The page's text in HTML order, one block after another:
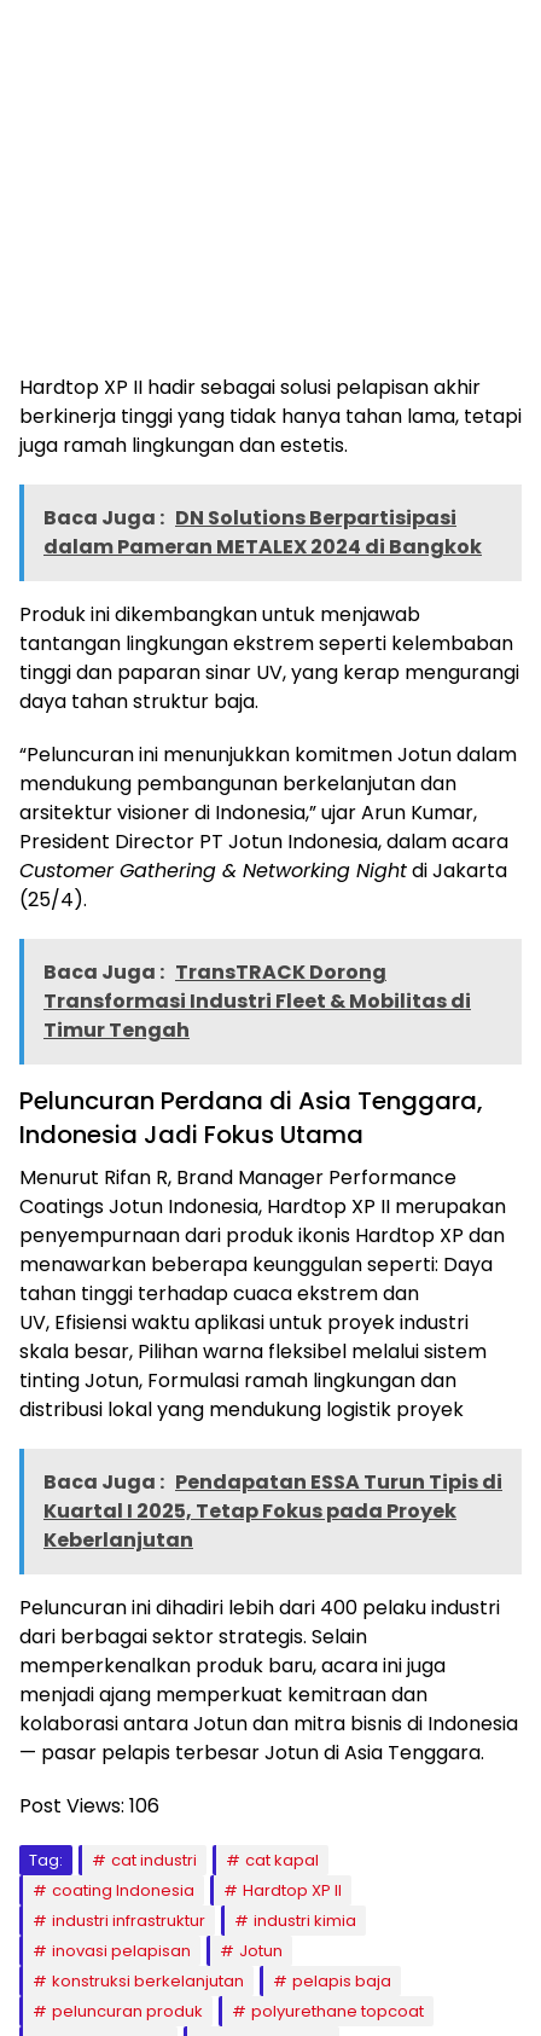
Hardtop XP II hadir sebagai solusi pelapisan akhir
berkinerja tinggi yang tidak hanya tahan lama, tetapi
juga ramah lingkungan dan estetis.
Baca Juga : DN Solutions Berpartisipasi
dalam Pameran METALEX 2024 di Bangkok
Produk ini dikembangkan untuk menjawab
tantangan lingkungan ekstrem seperti kelembaban
tinggi dan paparan sinar UV, yang kerap mengurangi
daya tahan struktur baja.
“Peluncuran ini menunjukkan komitmen Jotun dalam
mendukung pembangunan berkelanjutan dan
arsitektur visioner di Indonesia,” ujar Arun Kumar,
President Director PT Jotun Indonesia, dalam acara
Customer Gathering & Networking Nightdi Jakarta
(25/4).
Baca Juga : TransTRACK Dorong
Transformasi Industri Fleet & Mobilitas di
Timur Tengah
Peluncuran Perdana di Asia Tenggara,
Indonesia Jadi Fokus Utama
Menurut Rifan R, Brand Manager Performance
Coatings Jotun Indonesia, Hardtop XP II merupakan
penyempurnaan dari produk ikonis Hardtop XP dan
menawarkan beberapa keunggulan seperti: Daya
tahan tinggi terhadap cuaca ekstrem dan
UV, Efisiensi waktu aplikasi untuk proyek industri
skala besar, Pilihan warna fleksibel melalui sistem
tinting Jotun, Formulasi ramah lingkungan dan
distribusi lokal yang mendukung logistik proyek
Baca Juga : Pendapatan ESSA Turun Tipis di
Kuartal I 2025, Tetap Fokus pada Proyek
Keberlanjutan
Peluncuran ini dihadiri lebih dari 400 pelaku industri
dari berbagai sektor strategis. Selain
memperkenalkan produk baru, acara ini juga
menjadi ajang memperkuat kemitraan dan
kolaborasi antara Jotun dan mitra bisnis di Indonesia
— pasar pelapis terbesar Jotun di Asia Tenggara.
Post Views: 106
Tag: cat industri
cat kapal
coating Indonesia
Hardtop XP II
industri infrastruktur
industri kimia
inovasi pelapisan
Jotun
konstruksi berkelanjutan
pelapis baja
peluncuran produk
polyurethane topcoat